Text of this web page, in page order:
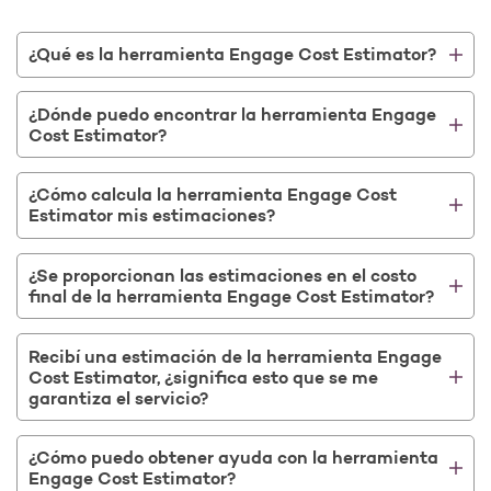
¿Qué es la herramienta Engage Cost Estimator?
¿Dónde puedo encontrar la herramienta Engage
Cost Estimator?
¿Cómo calcula la herramienta Engage Cost
Estimator mis estimaciones?
¿Se proporcionan las estimaciones en el costo
final de la herramienta Engage Cost Estimator?
Recibí una estimación de la herramienta Engage
Cost Estimator, ¿significa esto que se me
garantiza el servicio?
¿Cómo puedo obtener ayuda con la herramienta
Engage Cost Estimator?